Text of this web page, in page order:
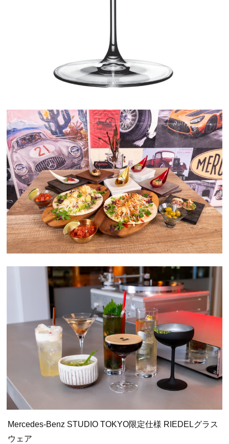
Mercedes-Benz STUDIO TOKYO限定仕様 RIEDELグラス
ウェア